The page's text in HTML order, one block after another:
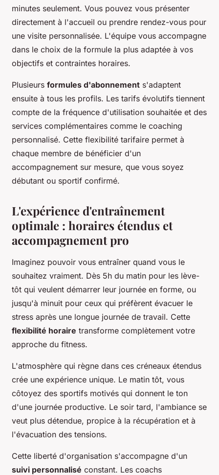
minutes seulement. Vous pouvez vous présenter
directement à l'accueil ou prendre rendez-vous pour
une visite personnalisée. L'équipe vous accompagne
dans le choix de la formule la plus adaptée à vos
objectifs et contraintes horaires.
Plusieurs formules d'abonnement s'adaptent
ensuite à tous les profils. Les tarifs évolutifs tiennent
compte de la fréquence d'utilisation souhaitée et des
services complémentaires comme le coaching
personnalisé. Cette flexibilité tarifaire permet à
chaque membre de bénéficier d'un
accompagnement sur mesure, que vous soyez
débutant ou sportif confirmé.
L'expérience d'entraînement
optimale : horaires étendus et
accompagnement pro
Imaginez pouvoir vous entraîner quand vous le
souhaitez vraiment. Dès 5h du matin pour les lève-
tôt qui veulent démarrer leur journée en forme, ou
jusqu'à minuit pour ceux qui préfèrent évacuer le
stress après une longue journée de travail. Cette
flexibilité horaire transforme complètement votre
approche du fitness.
L'atmosphère qui règne dans ces créneaux étendus
crée une expérience unique. Le matin tôt, vous
côtoyez des sportifs motivés qui donnent le ton
d'une journée productive. Le soir tard, l'ambiance se
veut plus détendue, propice à la récupération et à
l'évacuation des tensions.
Cette liberté d'organisation s'accompagne d'un
suivi personnalisé constant. Les coachs